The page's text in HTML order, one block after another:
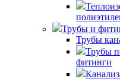
Трубы и
Трубы
Трубы
фитинги